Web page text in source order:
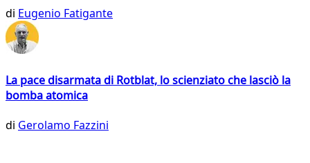
di Eugenio Fatigante
La pace disarmata di Rotblat, lo scienziato che lasciò la
bomba atomica
di Gerolamo Fazzini